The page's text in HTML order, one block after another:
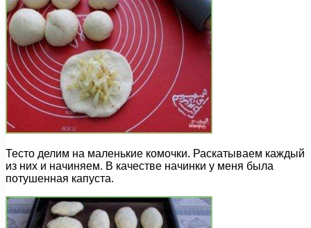
Тесто делим на маленькие комочки. Раскатываем каждый
из них и начиняем. В качестве начинки у меня была
потушенная капуста.